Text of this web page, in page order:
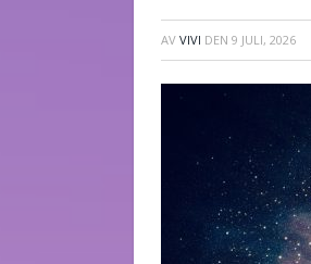
AV VIVI DEN 9 JULI, 2026